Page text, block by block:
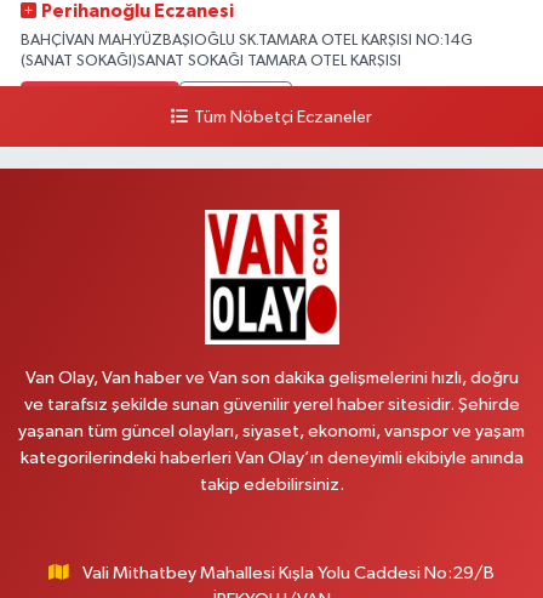
Perihanoğlu Eczanesi
BAHÇİVAN MAH.YÜZBAŞIOĞLU SK.TAMARA OTEL KARŞISI NO:14G
(SANAT SOKAĞI)SANAT SOKAĞI TAMARA OTEL KARŞISI
Yol Tarifi Al
BEYAZIT MAH.ZEYLAN CADDESİ OKYANUS GİYİM YANI NO:1
Afşar Eczanesi
Kazım Karabekir cad.Eski Araştırma Hastanesi karşısı (kent park karşısı )
Gürpınar Eczanesi
Tüm Nöbetçi Eczaneler
Van Olay, Van haber ve Van son dakika gelişmelerini hızlı, doğru
ve tarafsız şekilde sunan güvenilir yerel haber sitesidir. Şehirde
yaşanan tüm güncel olayları, siyaset, ekonomi, vanspor ve yaşam
kategorilerindeki haberleri Van Olay’ın deneyimli ekibiyle anında
takip edebilirsiniz.
Vali Mithatbey Mahallesi Kışla Yolu Caddesi No:29/B